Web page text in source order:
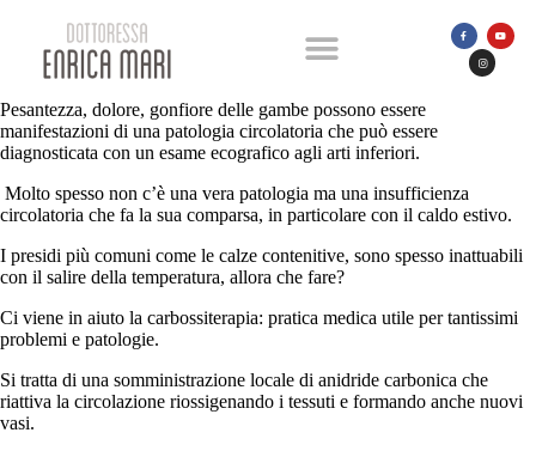
Pesantezza, dolore, gonfiore delle gambe possono essere
manifestazioni di una patologia circolatoria che può essere
diagnosticata con un esame ecografico agli arti inferiori.
Molto spesso non c’è una vera patologia ma una insufficienza
circolatoria che fa la sua comparsa, in particolare con il caldo estivo.
I presidi più comuni come le calze contenitive, sono spesso inattuabili
con il salire della temperatura, allora che fare?
Ci viene in aiuto la carbossiterapia: pratica medica utile per tantissimi
problemi e patologie.
Si tratta di una somministrazione locale di anidride carbonica che
riattiva la circolazione riossigenando i tessuti e formando anche nuovi
vasi.